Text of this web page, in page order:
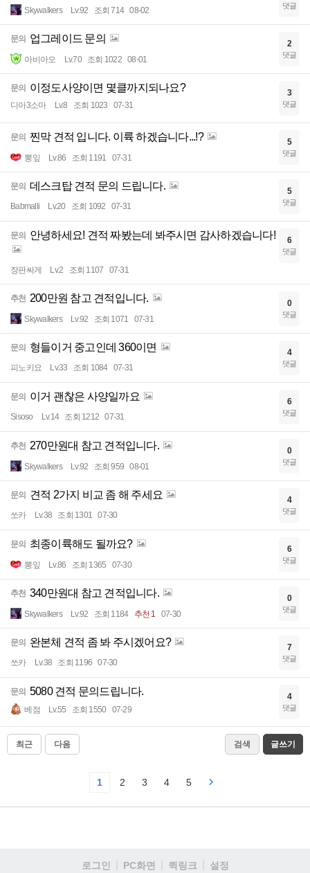
Skywalkers Lv.92 조회 714 08-02 댓글
문의 업그레이드 문의
아비아오 Lv.70 조회 1022 08-01
2
댓글
문의 이정도사양이면 몇클까지되나요?
디아3소마 Lv.8 조회 1023 07-31
3
댓글
문의 찐막 견적 입니다. 이륙 하겠습니다...!?
뽕잎 Lv.86 조회 1191 07-31
5
댓글
문의 데스크탑 견적 문의 드립니다.
Babmalli Lv.20 조회 1092 07-31
5
댓글
문의 안녕하세요! 견적 짜봤는데 봐주시면 감사하겠습니다!
장판싸게 Lv.2 조회 1107 07-31
6
댓글
추천 200만원 참고 견적입니다.
Skywalkers Lv.92 조회 1071 07-31
0
댓글
문의 형들이거 중고인데 360이면
피노키요 Lv.33 조회 1084 07-31
4
댓글
문의 이거 괜찮은 사양일까요
Sisoso Lv.14 조회 1212 07-31
6
댓글
추천 270만원대 참고 견적입니다.
Skywalkers Lv.92 조회 959 08-01
0
댓글
문의 견적 2가지 비교 좀 해 주세요
쏘카 Lv.38 조회 1301 07-30
4
댓글
문의 최종이륙해도 될까요?
뽕잎 Lv.86 조회 1365 07-30
6
댓글
추천 340만원대 참고 견적입니다.
Skywalkers Lv.92 조회 1184 추천 1 07-30
0
댓글
문의 완본체 견적 좀 봐 주시겠어요?
쏘카 Lv.38 조회 1196 07-30
7
댓글
문의 5080 견적 문의드립니다.
베점 Lv.55 조회 1550 07-29
4
댓글
최근 다음 검색 글쓰기
1 2 3 4 5
로그인 PC화면 퀵링크 설정